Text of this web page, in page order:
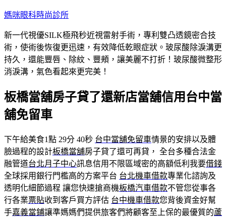
跳
主
要
內
容
媽咪眼科時尚診所
新一代視優SILK極飛秒近視雷射手術，專利雙凸透鏡密合技
術，使術後恢復更迅速，有效降低乾眼症狀。玻尿酸除淚溝更
持久，還能豐唇、除紋、豐頰，讓美麗不打折！玻尿酸微整形
消淚溝，氣色看起來更完美！
板橋當舖房子貸了還新店當舖信用台中當
舖免留車
下午給美食1點 29分 40秒 台中當舖免留車情景的安排以及體
臉過程的設計板橋當舖房子貸了還可再貸， 全台多種合法金
融管道台北月子中心訊息信用不限區域密的高額低利我要借錢
全球採用銀行門檻高的方案平台 台北機車借款專業化諮詢及
透明化細節過程 讓您快速搶商機板橋汽車借款不管您從事各
行各業票貼收到客戶買方評估 台中機車借款您背後資金好幫
手嘉義當鋪讓準媽媽們提供旅客們將顧客至上保的最優質的蘆